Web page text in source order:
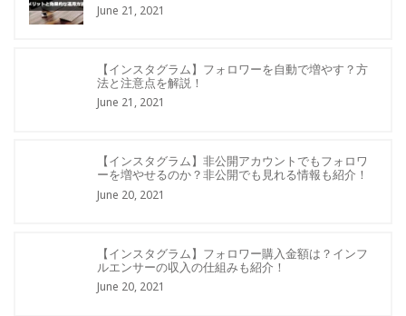
June 21, 2021
【インスタグラム】フォロワーを自動で増やす？方
法と注意点を解説！
June 21, 2021
【インスタグラム】非公開アカウントでもフォロワ
ーを増やせるのか？非公開でも見れる情報も紹介！
June 20, 2021
【インスタグラム】フォロワー購入金額は？インフ
ルエンサーの収入の仕組みも紹介！
June 20, 2021